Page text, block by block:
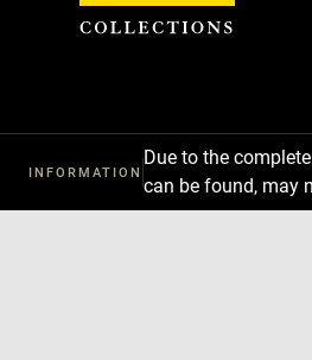
INFORMATION
Due to the
can be found, may
Cookies management panel